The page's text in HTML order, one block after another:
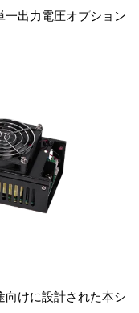
一出力電圧オプション
向けに設計された本シ